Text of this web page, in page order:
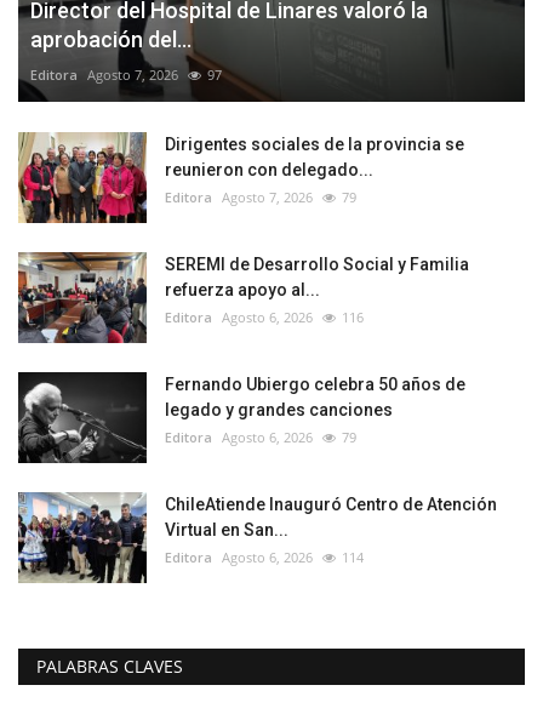
Director del Hospital de Linares valoró la
aprobación del...
Editora Agosto 7, 2026 97
Dirigentes sociales de la provincia se
reunieron con delegado...
Editora Agosto 7, 2026 79
SEREMI de Desarrollo Social y Familia
refuerza apoyo al...
Editora Agosto 6, 2026 116
Fernando Ubiergo celebra 50 años de
legado y grandes canciones
Editora Agosto 6, 2026 79
ChileAtiende Inauguró Centro de Atención
Virtual en San...
Editora Agosto 6, 2026 114
PALABRAS CLAVES